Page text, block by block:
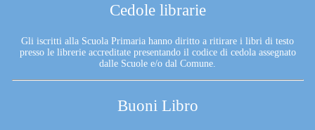
Cedole librarie
Gli iscritti alla Scuola Primaria hanno diritto a ritirare i libri di testo
presso le librerie accreditate presentando il codice di cedola assegnato
dalle Scuole e/o dal Comune.
Buoni Libro